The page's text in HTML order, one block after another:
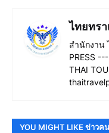
ไทยทรา
สำนักงาน
PRESS
THAI
YOU MIGHT LIKE ข่าวค